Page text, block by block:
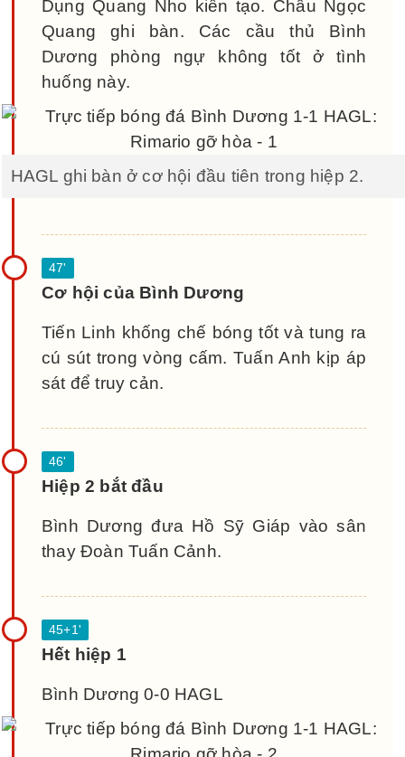
Dụng Quang Nho kiến tạo. Châu Ngọc
Quang ghi bàn. Các cầu thủ Bình
Dương phòng ngự không tốt ở tình
huống này.
HAGL ghi bàn ở cơ hội đầu tiên trong hiệp 2.
Cơ hội của Bình Dương
Tiến Linh khống chế bóng tốt và tung ra
cú sút trong vòng cấm. Tuấn Anh kịp áp
sát để truy cản.
Hiệp 2 bắt đầu
Bình Dương đưa Hồ Sỹ Giáp vào sân
thay Đoàn Tuấn Cảnh.
Hết hiệp 1
Bình Dương 0-0 HAGL